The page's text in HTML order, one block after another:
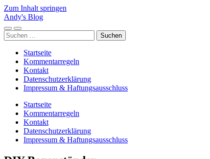
Zum Inhalt springen
Andy's Blog
Mobile-
Menü
Suchfeld
ein-/ausblenden
Suchen
nach:
Startseite
Kommentarregeln
Kontakt
Datenschutzerklärung
Impressum & Haftungsausschluss
Startseite
Kommentarregeln
Kontakt
Datenschutzerklärung
Impressum & Haftungsausschluss